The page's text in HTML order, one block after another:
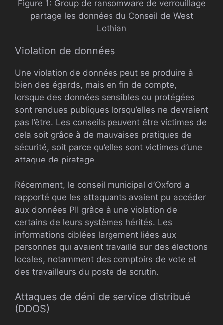
Figure 1: Group de ransomware de verrouillage
partage les données du Conseil de West
Lothian
Violation de données
Une violation de données peut se produire à
bien des égards, mais en fin de compte,
lorsque des données sensibles ou protégées
sont rendues publiques lorsqu’elles ne devraient
pas l’être. Les conseils peuvent être victimes de
cela soit grâce à de mauvaises pratiques de
sécurité, soit parce qu’elles sont victimes d’une
attaque de piratage.
Récemment, le conseil municipal d’Oxford a
rapporté que les attaquants avaient pu accéder
aux données PII grâce à une violation de
certains de leurs systèmes hérités. Les
informations ciblées largement liées aux
personnes qui avaient travaillé sur des élections
locales, notamment des comptoirs de vote et
des travailleurs du poste de scrutin.
Attaques de déni de service distribué
(DDOS)